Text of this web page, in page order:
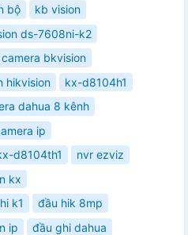
bộ
kb vision
ds-7608ni-k2
bkvision
hikvision
kx-d8104h1
dahua 8 kênh
ip
d8104th1
nvr ezviz
kx
k1
đầu hik 8mp
ip
đầu ghi dahua